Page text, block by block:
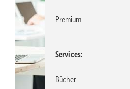
Premium
Services
Bücher